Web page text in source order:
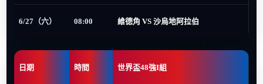
6/27（六） 08:00 維德角 VS 沙烏地阿拉伯
日期 時間 世界盃48強I組